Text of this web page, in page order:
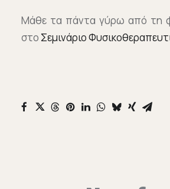
Μάθε τα πάντα γύρω από τη
στο Σεμινάριο